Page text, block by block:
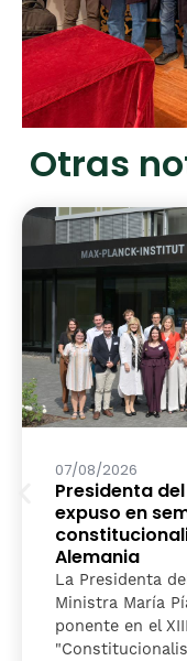
Otras
07/08/2026
Presidenta
expuso en
Alemania
La Presidenta
Ministra María
ponente en el